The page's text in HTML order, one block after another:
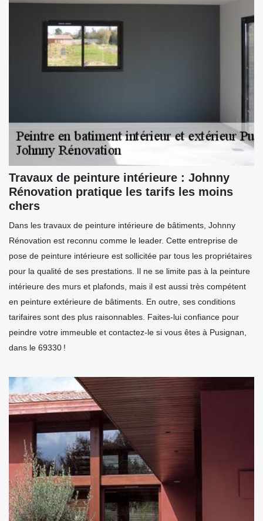
Travaux de peinture intérieure : Johnny
Rénovation pratique les tarifs les moins
chers
Dans les travaux de peinture intérieure de bâtiments, Johnny
Rénovation est reconnu comme le leader. Cette entreprise de
pose de peinture intérieure est sollicitée par tous les propriétaires
pour la qualité de ses prestations. Il ne se limite pas à la peinture
intérieure des murs et plafonds, mais il est aussi très compétent
en peinture extérieure de bâtiments. En outre, ses conditions
tarifaires sont des plus raisonnables. Faites-lui confiance pour
peindre votre immeuble et contactez-le si vous êtes à Pusignan,
dans le 69330 !